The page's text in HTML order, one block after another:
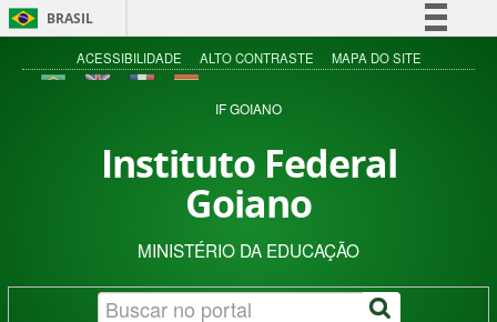
BRASIL
Simplifique!
Acesso à informação
ACESSIBILIDADE ALTO CONTRASTE MAPA DO SITE
IF GOIANO
Instituto Federal
Goiano
MINISTÉRIO DA EDUCAÇÃO